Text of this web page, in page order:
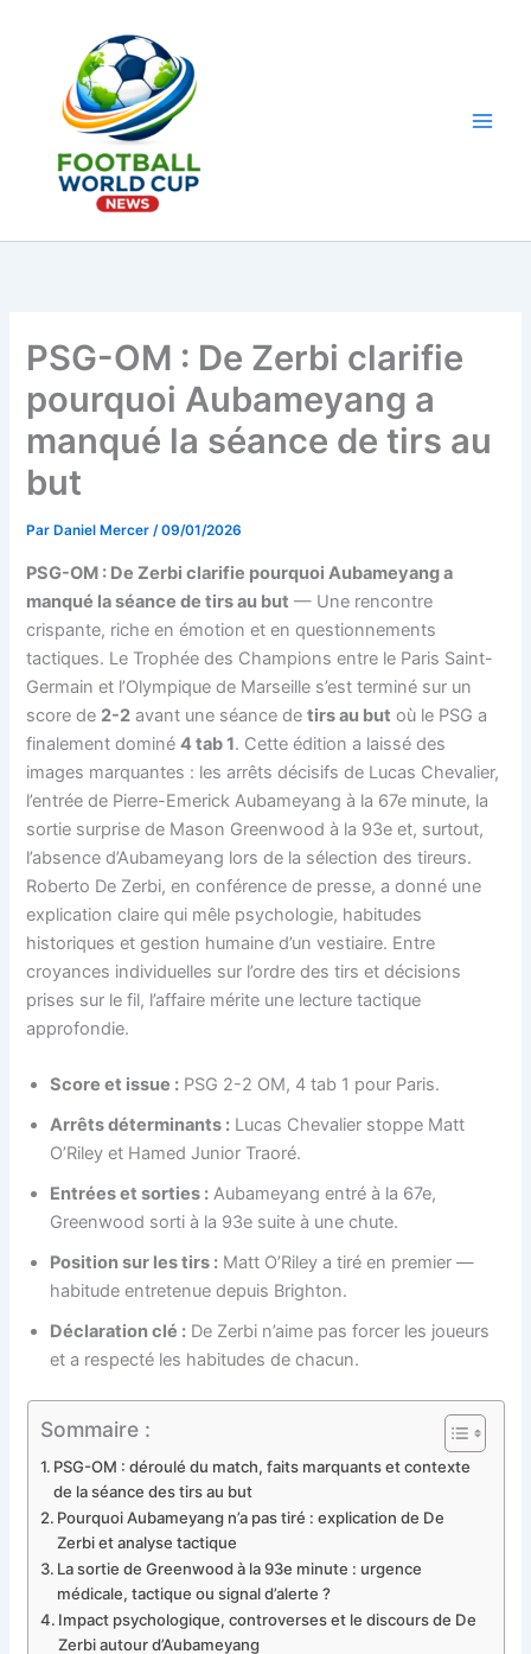
PSG-OM : De Zerbi clarifie
pourquoi Aubameyang a
manqué la séance de tirs au
but
Par Daniel Mercer/09/01/2026
PSG-OM : De Zerbi clarifie pourquoi Aubameyang a
manqué la séance de tirs au but — Une rencontre
crispante, riche en émotion et en questionnements
tactiques. Le Trophée des Champions entre le Paris Saint-
Germain et l’Olympique de Marseille s’est terminé sur un
score de 2-2 avant une séance detirs au but où le PSG a
finalement dominé4 tab 1. Cette édition a laissé des
images marquantes : les arrêts décisifs de Lucas Chevalier,
l’entrée de Pierre-Emerick Aubameyang à la 67e minute, la
sortie surprise de Mason Greenwood à la 93e et, surtout,
l’absence d’Aubameyang lors de la sélection des tireurs.
Roberto De Zerbi, en conférence de presse, a donné une
explication claire qui mêle psychologie, habitudes
historiques et gestion humaine d’un vestiaire. Entre
croyances individuelles sur l’ordre des tirs et décisions
prises sur le fil, l’affaire mérite une lecture tactique
approfondie.
Score et issue : PSG 2-2 OM, 4 tab 1 pour Paris.
Arrêts déterminants : Lucas Chevalier stoppe Matt
O’Riley et Hamed Junior Traoré.
Entrées et sorties : Aubameyang entré à la 67e,
Greenwood sorti à la 93e suite à une chute.
Position sur les tirs : Matt O’Riley a tiré en premier —
habitude entretenue depuis Brighton.
Déclaration clé : De Zerbi n’aime pas forcer les joueurs
et a respecté les habitudes de chacun.
Sommaire :
PSG-OM : déroulé du match, faits marquants et contexte
de la séance des tirs au but
Pourquoi Aubameyang n’a pas tiré : explication de De
Zerbi et analyse tactique
La sortie de Greenwood à la 93e minute : urgence
médicale, tactique ou signal d’alerte ?
Impact psychologique, controverses et le discours de De
Zerbi autour d’Aubameyang